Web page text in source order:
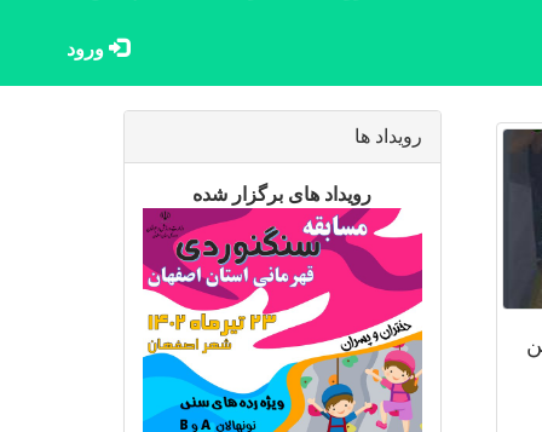
ورود
رویداد ها
رویداد های برگزار شده